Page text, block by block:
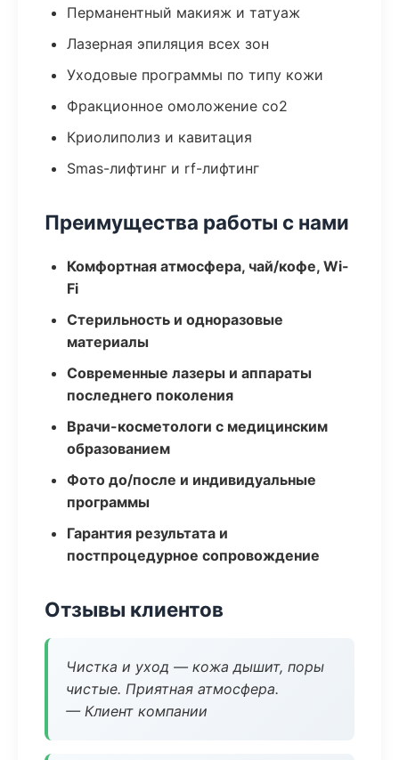
Перманентный макияж и татуаж
Лазерная эпиляция всех зон
Уходовые программы по типу кожи
Фракционное омоложение co2
Криолиполиз и кавитация
Smas-лифтинг и rf-лифтинг
Преимущества работы с нами
Комфортная атмосфера, чай/кофе, Wi-
Fi
Стерильность и одноразовые
материалы
Современные лазеры и аппараты
последнего поколения
Врачи-косметологи с медицинским
образованием
Фото до/после и индивидуальные
программы
Гарантия результата и
постпроцедурное сопровождение
Отзывы клиентов
Чистка и уход — кожа дышит, поры
чистые. Приятная атмосфера.
— Клиент компании